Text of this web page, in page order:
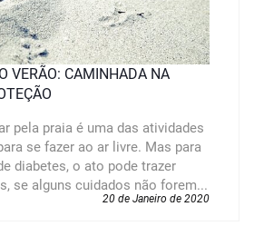
VERÃO: CAMINHADA NA
pela praia é uma das atividades
se fazer ao ar livre. Mas para
diabetes, o ato pode trazer
se alguns cuidados não forem...
20 de Janeiro de 2020